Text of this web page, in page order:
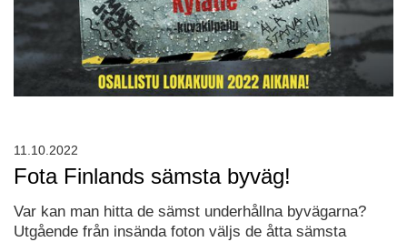
Fota Finlands sämsta byväg!
Var kan man hitta de sämst underhållna byvägarna?
Utgående från insända foton väljs de åtta sämsta
11.10.2022